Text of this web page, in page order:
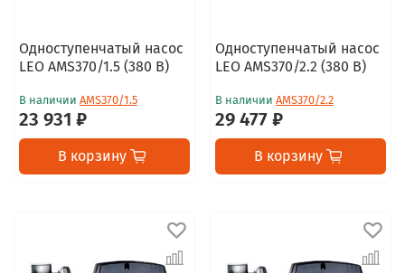
Одноступенчатый насос
LEO AMS370/1.5 (380 В)
В наличии AMS370/1.5
23 931 ₽
В корзину
Одноступенчатый насос
LEO AMS370/2.2 (380 В)
В наличии AMS370/2.2
29 477 ₽
В корзину